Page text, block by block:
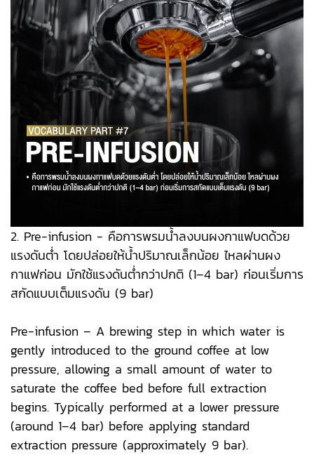
2. Pre-infusion - คือการพรมน้ำลงบนผงกาแฟบดด้วย
แรงดันต่ำ โดยปล่อยให้น้ำปริมาณเล็กน้อย ไหลผ่านผง
กาแฟก่อน มักใช้แรงดันต่ำกว่าปกติ (1–4 bar) ก่อนเริ่มการ
สกัดแบบเต็มแรงดัน (9 bar)
Pre-infusion – A brewing step in which water is
gently introduced to the ground coffee at low
pressure, allowing a small amount of water to
saturate the coffee bed before full extraction
begins. Typically performed at a lower pressure
(around 1–4 bar) before applying standard
extraction pressure (approximately 9 bar).